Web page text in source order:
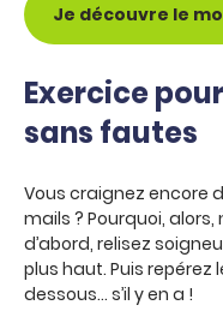
Je découvre le
Exercice
sans fautes
Vous craignez encore
mails ? Pourquoi,
d’abord, relisez
plus haut. Puis repérez
dessous… s’il y en a !